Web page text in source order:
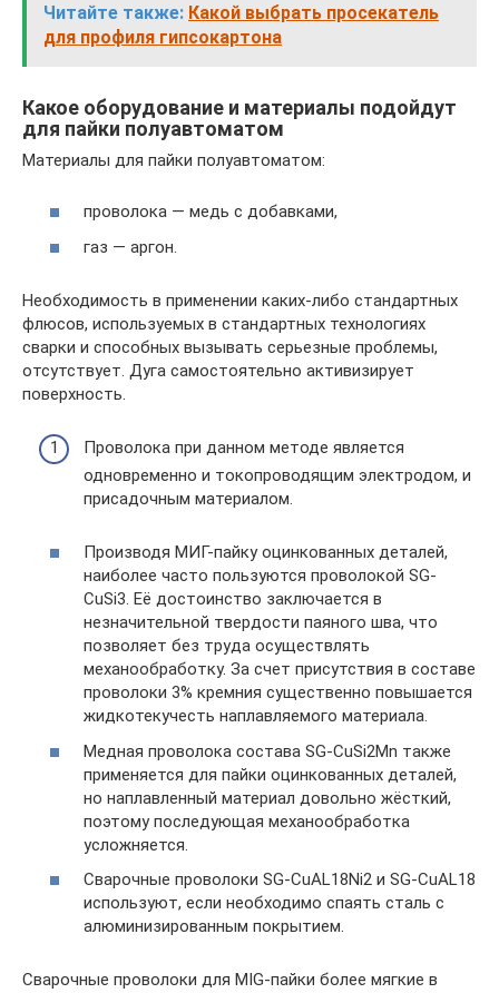
Читайте также: Какой выбрать просекатель
для профиля гипсокартона
Какое оборудование и материалы подойдут
для пайки полуавтоматом
Материалы для пайки полуавтоматом:
проволока — медь с добавками,
газ — аргон.
Необходимость в применении каких-либо стандартных
флюсов, используемых в стандартных технологиях
сварки и способных вызывать серьезные проблемы,
отсутствует. Дуга самостоятельно активизирует
поверхность.
Проволока при данном методе является
одновременно и токопроводящим электродом, и
присадочным материалом.
Производя МИГ-пайку оцинкованных деталей,
наиболее часто пользуются проволокой SG-
CuSi3. Её достоинство заключается в
незначительной твердости паяного шва, что
позволяет без труда осуществлять
механообработку. За счет присутствия в составе
проволоки 3% кремния существенно повышается
жидкотекучесть наплавляемого материала.
Медная проволока состава SG-CuSi2Mn также
применяется для пайки оцинкованных деталей,
но наплавленный материал довольно жёсткий,
поэтому последующая механообработка
усложняется.
Сварочные проволоки SG-CuAL18Ni2 и SG-CuAL18
используют, если необходимо спаять сталь с
алюминизированным покрытием.
Сварочные проволоки для MIG-пайки более мягкие в